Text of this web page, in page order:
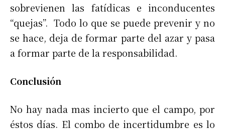
sobrevienen las fatídicas e inconducentes
“quejas”. Todo lo que se puede prevenir y no
se hace, deja de formar parte del azar y pasa
a formar parte de la responsabilidad.
Conclusión
No hay nada mas incierto que el campo, por
éstos días. El combo de incertidumbre es lo